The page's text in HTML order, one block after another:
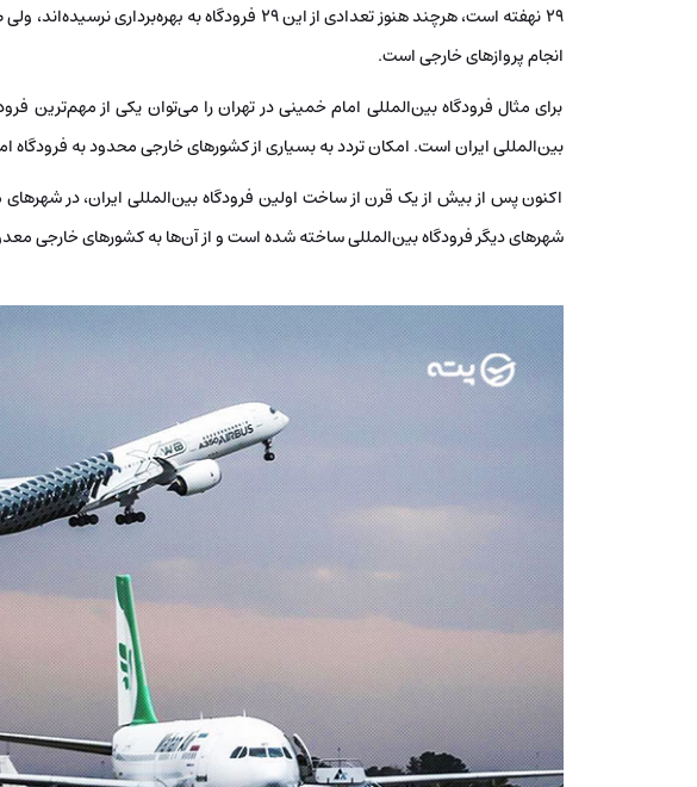
29 نهفته است، هرچند هنوز تعدادی از این 29 فرودگاه به
انجام پروازهای خارجی است.
برای مثال فرودگاه بین‌المللی امام خمینی در تهران را می‌توان یکی از مهم‌ترین
بین‌المللی ایران است. امکان تردد به بسیاری از کشورهای خارجی محدود به
اکنون پس از بیش از یک قرن از ساخت اولین فرودگاه بین‌المللی ایران، در شهرهای
شهرهای دیگر فرودگاه بین‌المللی ساخته شده است و از آن‌ها به کشورهای خارجی